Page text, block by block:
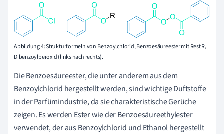
Abbildung 4:Strukturformeln von Benzoylchlorid, Benzoesäureester mit Rest R,
Dibenzoylperoxid (links nach rechts).
Die Benzoesäureester, die unter anderem aus dem
Benzoylchlorid hergestellt werden, sind wichtige Duftstoffe
in der Parfümindustrie, da sie charakteristische Gerüche
zeigen. Es werden Ester wie der Benzoesäureethylester
verwendet, der aus Benzoylchlorid und Ethanol hergestellt